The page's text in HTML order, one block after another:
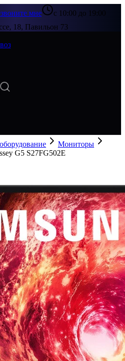
мне
с 10:00 до 19:00
18, Павильон 73
Мониторы
G5 S27FG502E